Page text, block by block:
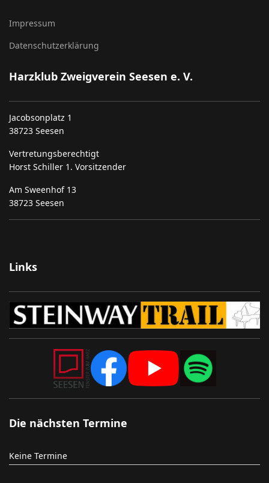
Impressum
Datenschutzerklärung
Harzklub Zweigverein Seesen e. V.
Jacobsonplatz 1
38723 Seesen
Vertretungsberechtigt
Horst Schiller 1. Vorsitzender
Am Sweenhof 13
38723 Seesen
Links
Die nächsten Termine
Keine Termine